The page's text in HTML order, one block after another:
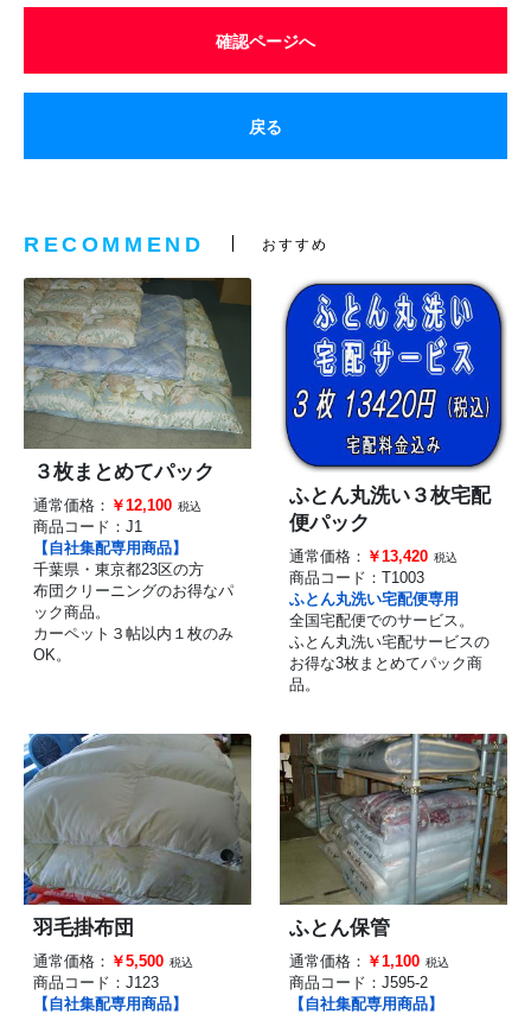
確認ページへ
戻る
RECOMMEND おすすめ
３枚まとめてパック
通常価格： ￥12,100 税込
商品コード： J1
【自社集配専用商品】
千葉県・東京都23区の方
布団クリーニングのお得なパ
ック商品。
カーペット３帖以内１枚のみ
OK。
ふとん丸洗い３枚宅配
便パック
通常価格： ￥13,420 税込
商品コード： T1003
ふとん丸洗い宅配便専用
全国宅配便でのサービス。
ふとん丸洗い宅配サービスの
お得な3枚まとめてパック商
品。
羽毛掛布団
通常価格： ￥5,500 税込
商品コード： J123
【自社集配専用商品】
ふとん保管
通常価格： ￥1,100 税込
商品コード： J595-2
【自社集配専用商品】